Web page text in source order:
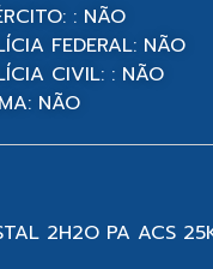
: NÃO
FEDERAL: NÃO
CIVIL: : NÃO
NÃO
2H2O PA ACS